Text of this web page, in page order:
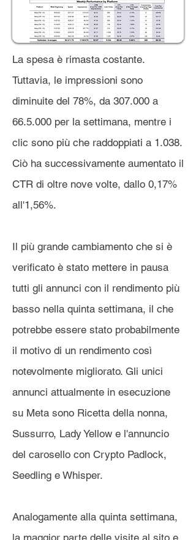
La spesa è rimasta costante.
Tuttavia, le impressioni sono
diminuite del 78%, da 307.000 a
66.5.000 per la settimana, mentre i
clic sono più che raddoppiati a 1.038.
Ciò ha successivamente aumentato il
CTR di oltre nove volte, dallo 0,17%
all'1,56%.
Il più grande cambiamento che si è
verificato è stato mettere in pausa
tutti gli annunci con il rendimento più
basso nella quinta settimana, il che
potrebbe essere stato probabilmente
il motivo di un rendimento così
notevolmente migliorato. Gli unici
annunci attualmente in esecuzione
su Meta sono Ricetta della nonna,
Sussurro, Lady Yellow e l'annuncio
del carosello con Crypto Padlock,
Seedling e Whisper.
Analogamente alla quinta settimana,
la maggior parte delle visite al sito e